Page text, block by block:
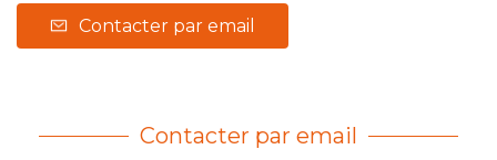
Contacter par email
Contacter par email